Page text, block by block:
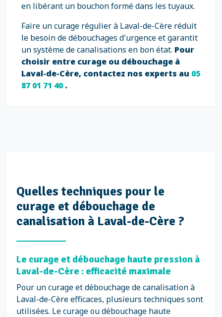
en libérant un bouchon formé dans les tuyaux.
Faire un curage régulier à Laval-de-Cère réduit
le besoin de débouchages d'urgence et garantit
un système de canalisations en bon état. Pour
choisir entre curage ou débouchage à
Laval-de-Cère, contactez nos experts au 05
87 01 71 40.
Quelles techniques pour le
curage et débouchage de
canalisation à Laval-de-Cère ?
Le curage et débouchage haute pression à
Laval-de-Cère : efficacité maximale
Pour un curage et débouchage de canalisation à
Laval-de-Cère efficaces, plusieurs techniques sont
utilisées. Le curage ou débouchage haute